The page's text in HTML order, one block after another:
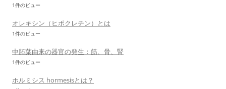
1件のビュー
オレキシン（ヒポクレチン）とは
1件のビュー
中胚葉由来の器官の発生：筋、骨、腎
1件のビュー
ホルミシス hormesisとは？